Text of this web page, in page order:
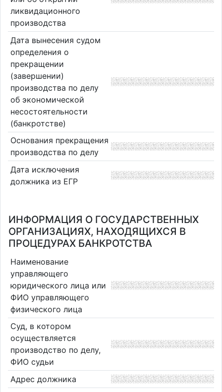
ликвидационного
производства
Дата вынесения судом
определения о
прекращении
(завершении)
производства по делу
об экономической
несостоятельности
(банкротстве)
Основания прекращения
производства по делу
Дата исключения
должника из ЕГР
ИНФОРМАЦИЯ О ГОСУДАРСТВЕННЫХ
ОРГАНИЗАЦИЯХ, НАХОДЯЩИХСЯ В
ПРОЦЕДУРАХ БАНКРОТСТВА
Наименование
управляющего
юридического лица или
ФИО управляющего
физического лица
Суд, в котором
осуществляется
производство по делу,
ФИО судьи
Адрес должника